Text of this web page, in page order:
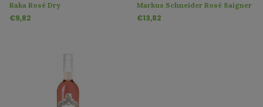
Raka Rosé Dry
€9,82
Markus Schneider Rosé Saigner
€13,82